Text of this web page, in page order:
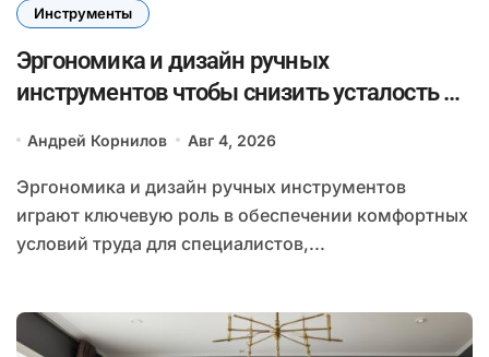
Инструменты
Эргономика и дизайн ручных
инструментов чтобы снизить усталость и
ремонтах
Андрей Корнилов Авг 4, 2026
Эргономика и дизайн ручных инструментов
играют ключевую роль в обеспечении комфортных
условий труда для специалистов,...